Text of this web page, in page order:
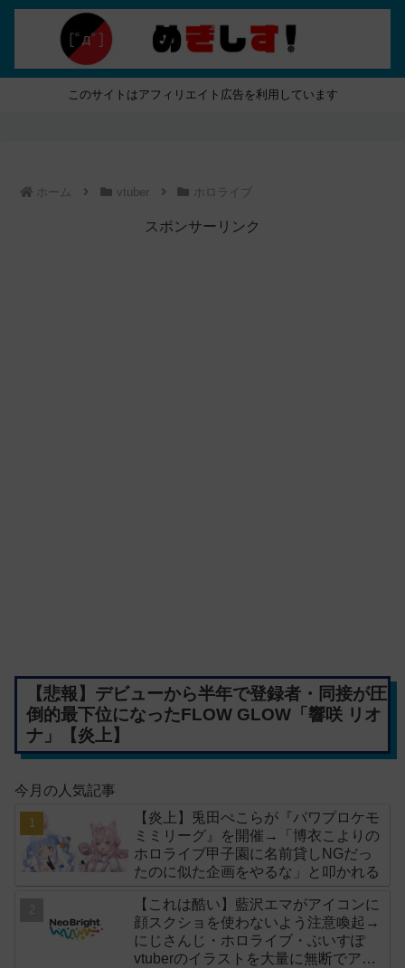
このサイトはアフィリエイト広告を利用しています
ホーム vtuber ホロライブ
スポンサーリンク
【悲報】デビューから半年で登録者・同接が圧
倒的最下位になったFLOW GLOW「響咲 リオ
ナ」【炎上】
今月の人気記事
【炎上】兎田ぺこらが『パワプロケモ
ミミリーグ』を開催→「博衣こよりの
ホロライブ甲子園に名前貸しNGだっ
たのに似た企画をやるな」と叩かれる
【これは酷い】藍沢エマがアイコンに
顔スクショを使わないよう注意喚起→
にじさんじ・ホロライブ・ぶいすぽ
vtuberのイラストを大量に無断でアイ